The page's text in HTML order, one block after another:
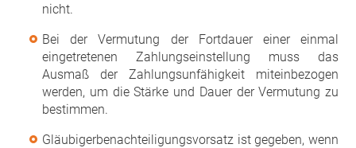
nicht.
Bei der Vermutung der Fortdauer einer einmal
eingetretenen Zahlungseinstellung muss das
Ausmaß der Zahlungsunfähigkeit miteinbezogen
werden, um die Stärke und Dauer der Vermutung zu
bestimmen.
Gläubigerbenachteiligungsvorsatz ist gegeben, wenn